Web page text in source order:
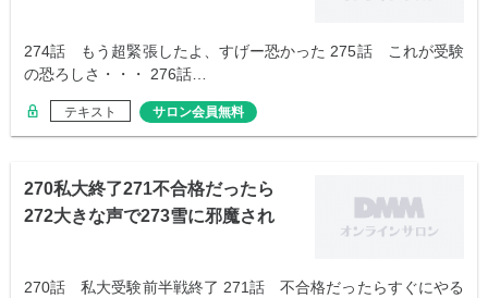
274話 もう超緊張したよ、すげー恐かった 275話 これが受験
の恐ろしさ・・・ 276話…
テキスト サロン会員無料
270私大終了271不合格だったら
272大きな声で273雪に邪魔され
270話 私大受験前半戦終了 271話 不合格だったらすぐにやる